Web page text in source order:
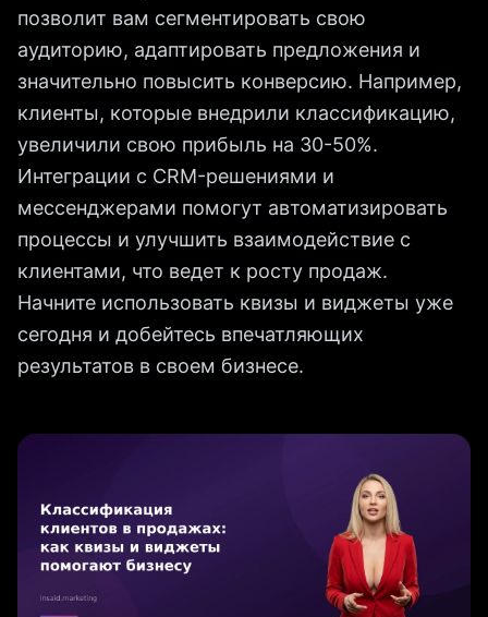
позволит вам сегментировать свою
аудиторию, адаптировать предложения и
значительно повысить конверсию. Например,
клиенты, которые внедрили классификацию,
увеличили свою прибыль на 30-50%.
Интеграции с CRM-решениями и
мессенджерами помогут автоматизировать
процессы и улучшить взаимодействие с
клиентами, что ведет к росту продаж.
Начните использовать квизы и виджеты уже
сегодня и добейтесь впечатляющих
результатов в своем бизнесе.